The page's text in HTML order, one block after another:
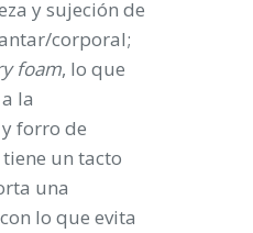
y sujeción de
corporal;
foam, lo que
la
forro de
un tacto
una
lo que evita